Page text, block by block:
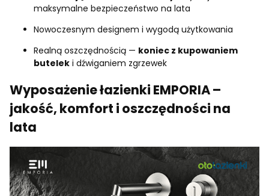
maksymalne bezpieczeństwo na lata
Nowoczesnym designem i wygodą użytkowania
Realną oszczędnością — koniec z kupowaniem
butelek i dźwiganiem zgrzewek
Wyposażenie łazienki EMPORIA –
jakość, komfort i oszczędności na
lata